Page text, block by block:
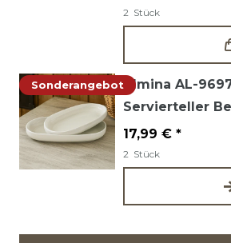
2 Stück
SonderangebotAlmina AL-
Servierteller
17,99 € *
2 Stück